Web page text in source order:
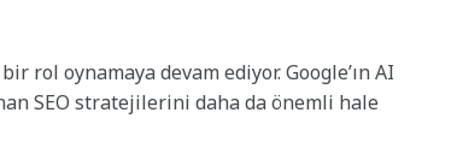
rol oynamaya devam ediyor. Google’ın AI
SEO stratejilerini daha da önemli hale